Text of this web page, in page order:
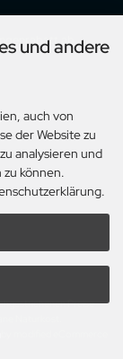
ab
Preise
modified eCommerce
und andere
auch von
der Website zu
analysieren und
können.